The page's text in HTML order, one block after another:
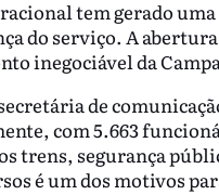
tem gerado
do serviço. A
inegociável da
de
com 5.663
trens, segurança
é um dos motivos